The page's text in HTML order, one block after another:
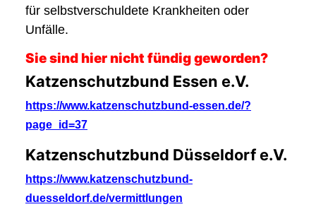
für selbstverschuldete Krankheiten oder
Unfälle.
Sie sind hier nicht fündig geworden?
Katzenschutzbund Essen e.V.
https://www.katzenschutzbund-essen.de/?
page_id=37
Katzenschutzbund Düsseldorf e.V.
https://www.katzenschutzbund-
duesseldorf.de/vermittlungen